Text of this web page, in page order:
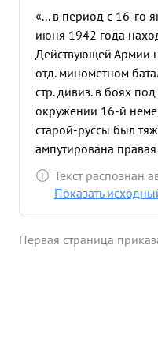
«... в период с 16-го
июня 1942 года
Действующей Армии
отд. минометном
стр. дивиз. в боях
окружении 16-й
старой-руссы был
ампутирована правая
Текст распознан
Показать
Первая страница